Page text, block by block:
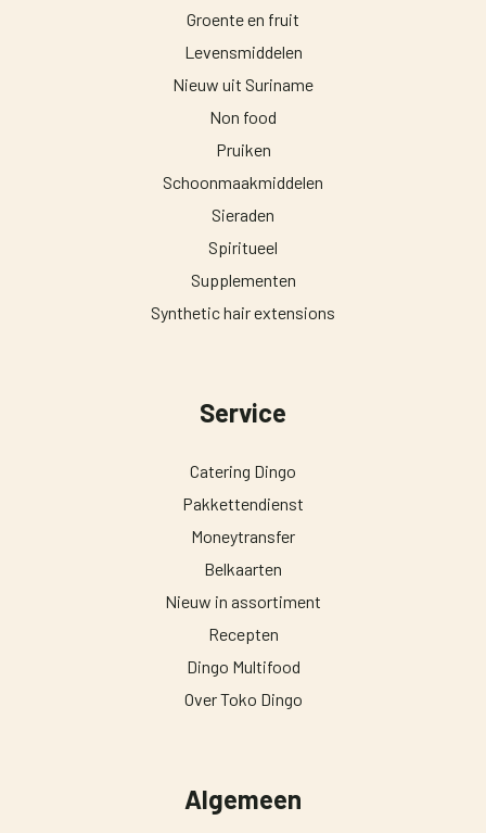
Groente en fruit
Levensmiddelen
Nieuw uit Suriname
Non food
Pruiken
Schoonmaakmiddelen
Sieraden
Spiritueel
Supplementen
Synthetic hair extensions
Service
Catering Dingo
Pakkettendienst
Moneytransfer
Belkaarten
Nieuw in assortiment
Recepten
Dingo Multifood
Over Toko Dingo
Algemeen